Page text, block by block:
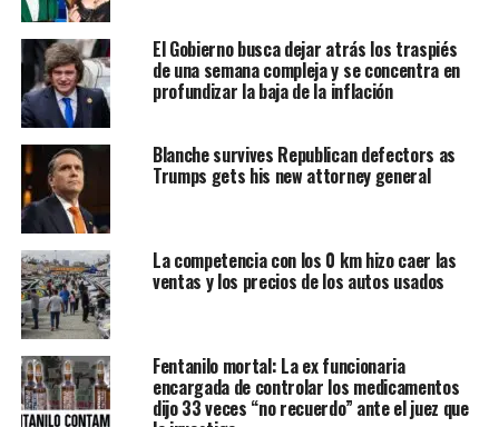
El Gobierno busca dejar atrás los traspiés
de una semana compleja y se concentra en
profundizar la baja de la inflación
Blanche survives Republican defectors as
Trumps gets his new attorney general
La competencia con los 0 km hizo caer las
ventas y los precios de los autos usados
Fentanilo mortal: La ex funcionaria
encargada de controlar los medicamentos
dijo 33 veces “no recuerdo” ante el juez que